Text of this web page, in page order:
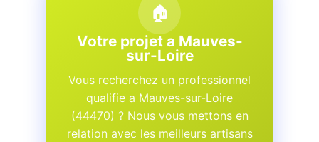
🏠
Votre projet a Mauves-
sur-Loire
Vous recherchez un professionnel
qualifie a Mauves-sur-Loire
(44470) ? Nous vous mettons en
relation avec les meilleurs artisans